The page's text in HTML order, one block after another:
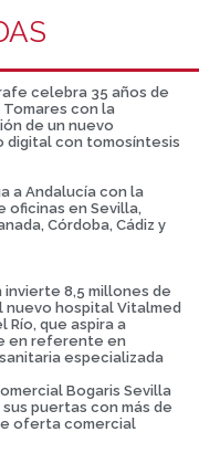
celebra 35 años de
con la
de un nuevo
digital con tomosíntesis
a Andalucía con la
oficinas en Sevilla,
Córdoba, Cádiz y
invierte 8,5 millones de
nuevo hospital Vitalmed
Río, que aspira a
en referente en
especializada
Bogaris Sevilla
puertas con más de
oferta comercial